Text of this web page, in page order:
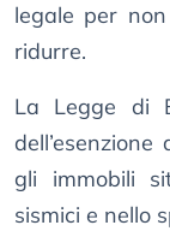
legale per
ridurre.
La Legge di
gli immobili
sismici e nello